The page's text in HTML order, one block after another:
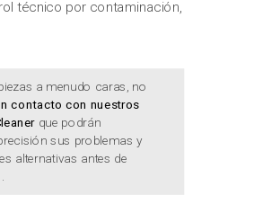
técnico por contaminación,
a menudo caras, no
contacto con nuestros
que podrán
sus problemas y
alternativas antes de